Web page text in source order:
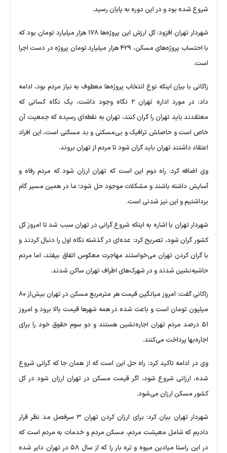
شروع شده بود و در این دوره به پایان رسید.
شهردار تهران افزود: کل ارزش این پروژه‌ها ۱۷۸ هزار میلیارد تومان بود که
با احتساب پروژه‌های مسکن، ۴۲۹ هزار میلیارد تومان پروژه در دست اجرا
است.
زاکانی با بیان اینکه نوع انتخاب پروژه‌ها معطوف به نیاز مردم بود، ادامه
داد: در مورد اداره تهران ۲ نگاه وجود داشت، یک نگاه کسانی که
معتقدند باید تهران را گران کنند، تهران به نقطه‌ای رسیده که جمعیت آن
خاص است و حاصلش ترافیک و بی‌مسکنی و بد مسکنی است، این افراد
اعتقاد داشتند تهران باید گران شود تا مردم از تهران بروند.
وی اضافه کرد: راه دوم این است که تهران ارزان شود که مردم رفاه و
آسایش داشته باشند و مشکلات موجود حل شود؛ ما در همین مسیر گام
برداشتیم و این نیز شدنی است.
شهردار تهران با اشاره به اینکه شروع گرانی در تهران سبب شد تا امروز کل
کشور گران شود، تصریح کرد: عده‌ای در گذشته نگاه اول را دنبال کردند و
با گران کردن تهران می‌خواستند مهاجرت معکوس اتفاق بیفتد، اما مردم
حاشیه‌نشین شدند و در شهرک‌های اطراف تهران ساکن شدند.
زاکانی گفت: امروز میانگین قیمت هر مترمربع مسکن در تهران بیش‌از ۸۰
میلیون تومان است و باعث شده در همه شهر‌ها قیمت بالا برود و امروز
۵۱ درصد مردم تهران اجاره‌نشین هستند و دو سوم حقوق خود را برای
اجاره‌بها پرداخت می‌کنند.
وی در ادامه تاکید کرد: راه حل این است که از همان جا که گرانی شروع
شده، ارزانی شروع شود، اگر قیمت مسکن در تهران ارزان شود در کل
کشور مسکن ارزان می‌شود.
شهردار تهران بیان کرد: برای ارزان کردن تهران ۳ سرفصل مد نظر قرار
دادیم که شامل معیشت مردم، مسکن مردم و خدمات به مردم است که
در این راستا میادین میوه و تره بار را که از سال ۵۸ در تهران دایر شده